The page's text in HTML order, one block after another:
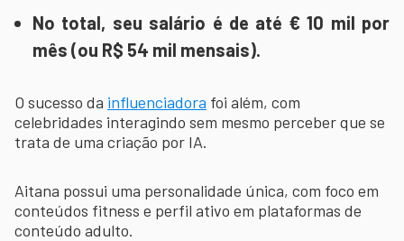
No total, seu salário é de até € 10 mil por
mês (ou R$ 54 mil mensais).
O sucesso da influenciadora foi além, com
celebridades interagindo sem mesmo perceber que se
trata de uma criação por IA.
Aitana possui uma personalidade única, com foco em
conteúdos fitness e perfil ativo em plataformas de
conteúdo adulto.